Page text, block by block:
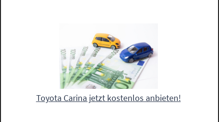
Toyota Carina jetzt kostenlos anbieten!